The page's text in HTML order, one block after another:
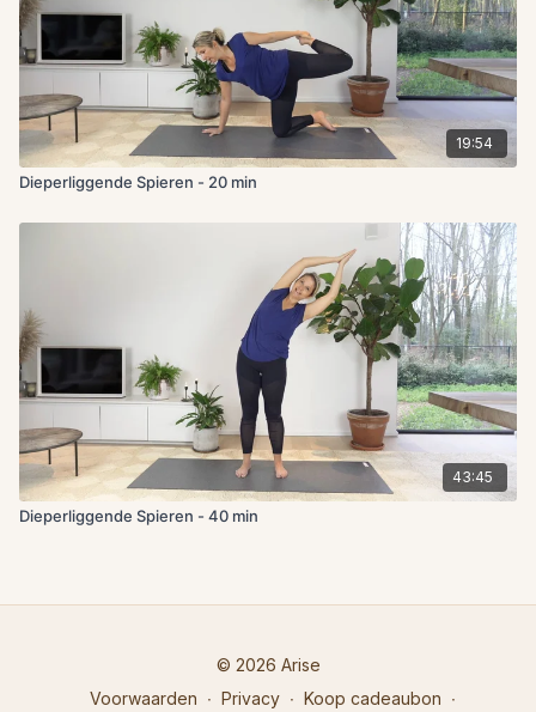
19:54
Dieperliggende Spieren - 20 min
43:45
Dieperliggende Spieren - 40 min
© 2026 Arise
Voorwaarden ∙ Privacy ∙ Koop cadeaubon ∙